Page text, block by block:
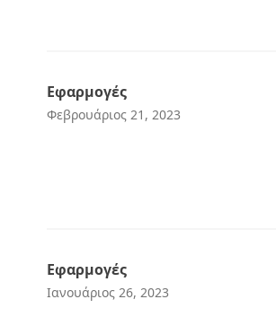
Εφαρμογές
Φεβρουάριος 21, 2023
Εφαρμογές
Ιανουάριος 26, 2023